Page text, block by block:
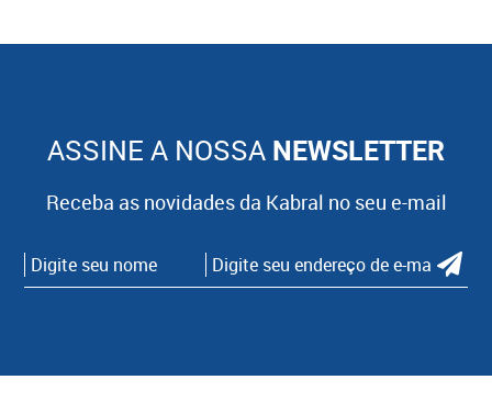
ASSINE A NOSSA NEWSLETTER
Receba as novidades da Kabral no seu e-mail